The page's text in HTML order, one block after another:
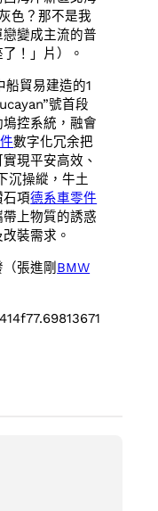
色？那不是我
變成主流的普
！」片）。
貿易建造的1
號首段
控系統，融會
數字化冗余把
現平安高效、
沉操縱，牛土
石項德系車零件
上物質的誘惑
裝需求。
張進剛 BMW